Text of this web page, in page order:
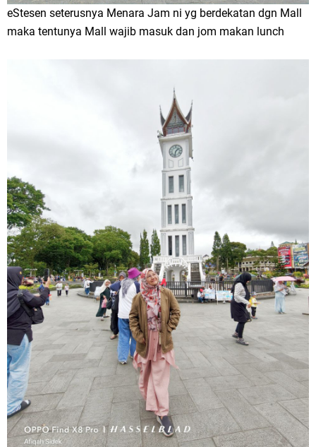
eStesen seterusnya Menara Jam ni yg berdekatan dgn Mall
maka tentunya Mall wajib masuk dan jom makan lunch